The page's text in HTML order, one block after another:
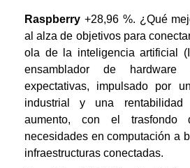
Raspberry +28,96 %. ¿Qué
al alza de objetivos para
ola de la inteligencia artificial
ensamblador de
expectativas, impulsado por
industrial y una
aumento, con el trasfondo
necesidades en computación a
infraestructuras conectadas.